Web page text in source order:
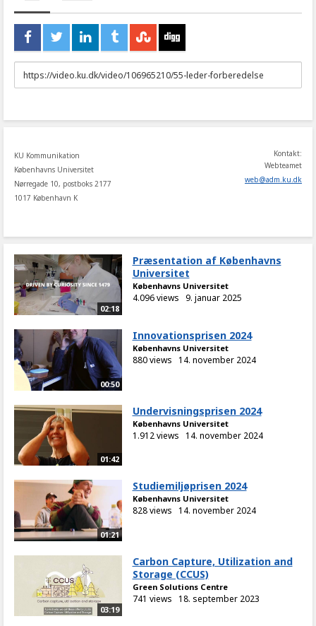
URL
to
KU Kommunikation
Københavns Universitet
Nørregade 10, postboks 2177
1017 København K
Kontakt:
Webteamet
web@adm.ku.dk
02:18
Præsentation af Københavns
Universitet
Københavns Universitet
4.096 views 9. januar 2025
00:50
Innovationsprisen 2024
Københavns Universitet
880 views 14. november 2024
01:42
Undervisningsprisen 2024
Københavns Universitet
1.912 views 14. november 2024
01:21
Studiemiljøprisen 2024
Københavns Universitet
828 views 14. november 2024
03:19
Carbon Capture, Utilization and
Storage (CCUS)
Green Solutions Centre
741 views 18. september 2023